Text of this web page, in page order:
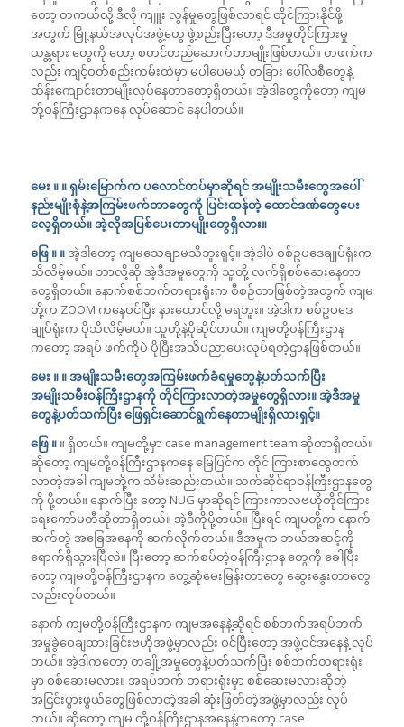
တော့ တကယ်လို့ ဒီလို ကျူး လွန်မှုတွေဖြစ်လာရင် တိုင်ကြားနိုင်ဖို့
အတွက် မြို့နယ်အလုပ်အဖွဲ့တွေ ဖွဲ့စည်းပြီးတော့ ဒီအမှုတိုင်ကြားမှု
ယန္တရား တွေကို တော့ စတင်တည်ဆောက်တာမျိုးဖြစ်တယ်။ တဖက်က
လည်း ကျင့်ဝတ်စည်းကမ်းထဲမှာ မပါပေမယ့် တခြား ပေါ်လစီတွေနဲ့
ထိန်းကျောင်းတာမျိုးလုပ်နေတာတော့ရှိတယ်။ အဲ့ဒါတွေကိုတော့ ကျမ
တို့ဝန်ကြီးဌာနကနေ လုပ်ဆောင် နေပါတယ်။
မေး ။ ။ ရှမ်းမြောက်က ပလောင်တပ်မှာဆိုရင် အမျိုးသမီးတွေအပေါ်
နည်းမျိုးစုံနဲ့အကြမ်းဖက်တာတွေကို ပြင်းထန်တဲ့ ထောင်ဒဏ်တွေပေး
လေ့ရှိတယ်။ အဲ့လိုအပြစ်ပေးတာမျိုးတွေရှိလား။
ဖြေ ။ ။အဲ့ဒါတော့ ကျမသေချာမသိဘူးရှင့်။ အဲ့ဒါပဲ စစ်ဥပဒေချုပ်ရုံးက
သိလိမ့်မယ်။ ဘာလို့ဆို အဲ့ဒီအမှုတွေကို သူတို့ လက်ရှိစစ်ဆေးနေတာ
တွေရှိတယ်။ နောက်စစ်ဘက်တရားရုံးက စီစဉ်တာဖြစ်တဲ့အတွက် ကျမ
တို့က ZOOM ကနေဝင်ပြီး နားထောင်လို့ မရဘူး။ အဲ့ဒါက စစ်ဥပဒေ
ချုပ်ရုံးက ပိုသိလိမ့်မယ်။ သူတို့နဲ့ပိုဆိုင်တယ်။ ကျမတို့ဝန်ကြီးဌာန
ကတော့ အရပ် ဖက်ကိုပဲ ပိုပြီးအသိပညာပေးလုပ်ရတဲ့ဌာနဖြစ်တယ်။
မေး ။ ။ အမျိုးသမီးတွေအကြမ်းဖက်ခံရမှုတွေနဲ့ပတ်သက်ပြီး
အမျိုးသမီးဝန်ကြီးဌာနကို တိုင်ကြားလာတဲ့အမှုတွေရှိလား။ အဲ့ဒီအမှု
တွေနဲ့ပတ်သက်ပြီး ဖြေရှင်းဆောင်ရွက်နေတာမျိုးရှိလားရှင့်။
ဖြေ ။။ ရှိတယ်။ ကျမတို့မှာ case management team ဆိုတာရှိတယ်။
ဆိုတော့ ကျမတို့ဝန်ကြီးဌာနကနေ မြေပြင်က တိုင် ကြားစာတွေတက်
လာတဲ့အခါ ကျမတို့က သိမ်းဆည်းတယ်။ သက်ဆိုင်ရာဝန်ကြီးဌာနတွေ
ကို ပို့တယ်။ နောက်ပြီး တော့ NUG မှာဆိုရင် ကြားကာလဗဟိုတိုင်ကြား
ရေးကော်မတီဆိုတာရှိတယ်။ အဲ့ဒီကိုပို့တယ်။ ပြီးရင် ကျမတို့က နောက်
ဆက်တွဲ အခြေအနေကို ဆက်လိုက်တယ်။ ဒီအမှုက ဘယ်အဆင့်ကို
ရောက်ရှိသွားပြီလဲ။ ပြီးတော့ ဆက်စပ်တဲ့ဝန်ကြီးဌာန တွေကို ခေါပြီး
တော့ ကျမတို့ဝန်ကြီးဌာနက တွေ့ဆုံမေးမြန်းတာတွေ ဆွေးနွေးတာတွေ
လည်းလုပ်တယ်။
နောက် ကျမတို့ဝန်ကြီးဌာနက ကျမအနေနဲ့ဆိုရင် စစ်ဘက်အရပ်ဘက်
အမှုခွဲဝေချထားခြင်းဗဟိုအဖွဲ့မှာလည်း ဝင်ပြီးတော့ အဖွဲ့ဝင်အနေနဲ့ လုပ်
တယ်။ အဲ့ဒါကတော့ တချို့အမှုတွေနဲ့ပတ်သက်ပြီး စစ်ဘက်တရားရုံး
မှာ စစ်ဆေးမလား။ အရပ်ဘက် တရားရုံးမှာ စစ်ဆေးမလားဆိုတဲ့
အငြင်းပွားဖွယ်တွေဖြစ်လာတဲ့အခါ ဆုံးဖြတ်တဲ့အဖွဲ့မှာလည်း လုပ်
တယ်။ ဆိုတော့ ကျမ တို့ဝန်ကြီးဌာနအနေနဲ့ကတော့ case